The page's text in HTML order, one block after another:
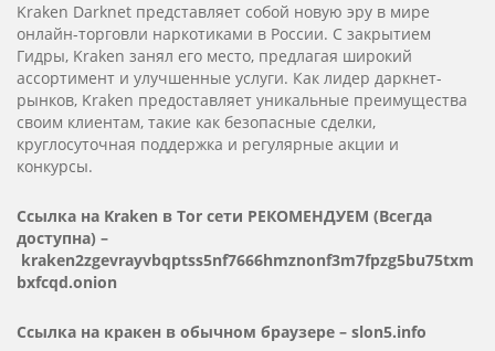
Kra­ken Dark­net представляет собой новую эру в мире
онлайн-торговли наркотиками в России. С закрытием
Гидры, Kra­ken занял его место, предлагая широкий
ассортимент и улучшенные услуги. Как лидер даркнет-
рынков, Kra­ken предоставляет уникальные преимущества
своим клиентам, такие как безопасные сделки,
круглосуточная поддержка и регулярные акции и
конкурсы.
Ссылка на Kra­ken в Tor сети РЕКОМЕНДУЕМ (Всегда
доступна) –
kraken2zgevrayvbqptss5nf7666hmznonf3m7fpzg5bu75txm
bxfcqd.onion
Ссылка на кракен в обычном браузере – slon5.info